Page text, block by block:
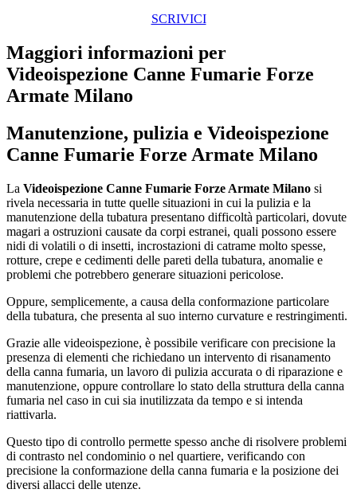
SCRIVICI
Maggiori informazioni per
Videoispezione Canne Fumarie Forze
Armate Milano
Manutenzione, pulizia e Videoispezione
Canne Fumarie Forze Armate Milano
La Videoispezione Canne Fumarie Forze Armate Milano si
rivela necessaria in tutte quelle situazioni in cui la pulizia e la
manutenzione della tubatura presentano difficoltà particolari, dovute
magari a ostruzioni causate da corpi estranei, quali possono essere
nidi di volatili o di insetti, incrostazioni di catrame molto spesse,
rotture, crepe e cedimenti delle pareti della tubatura, anomalie e
problemi che potrebbero generare situazioni pericolose.
Oppure, semplicemente, a causa della conformazione particolare
della tubatura, che presenta al suo interno curvature e restringimenti.
Grazie alle videoispezione, è possibile verificare con precisione la
presenza di elementi che richiedano un intervento di risanamento
della canna fumaria, un lavoro di pulizia accurata o di riparazione e
manutenzione, oppure controllare lo stato della struttura della canna
fumaria nel caso in cui sia inutilizzata da tempo e si intenda
riattivarla.
Questo tipo di controllo permette spesso anche di risolvere problemi
di contrasto nel condominio o nel quartiere, verificando con
precisione la conformazione della canna fumaria e la posizione dei
diversi allacci delle utenze.